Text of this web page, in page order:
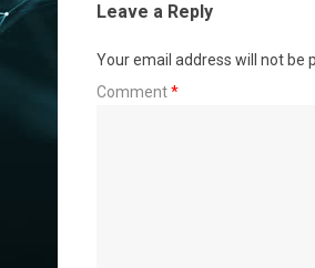
Leave a Reply
Your email address will not be
Comment*